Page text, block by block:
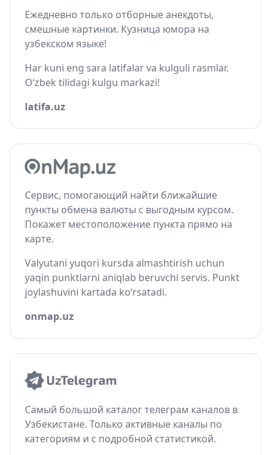
Ежедневно только отборные анекдоты,
смешные картинки. Кузница юмора на
узбекском языке!
Har kuni eng sara latifalar va kulguli rasmlar.
O‘zbek tilidagi kulgu markazi!
latifa.uz
Сервис, помогающий найти ближайшие
пункты обмена валюты с выгодным курсом.
Покажет местоположение пункта прямо на
карте.
Valyutani yuqori kursda almashtirish uchun
yaqin punktlarni aniqlab beruvchi servis. Punkt
joylashuvini kartada ko‘rsatadi.
onmap.uz
Самый большой каталог телеграм каналов в
Узбекистане. Только активные каналы по
категориям и с подробной статистикой.